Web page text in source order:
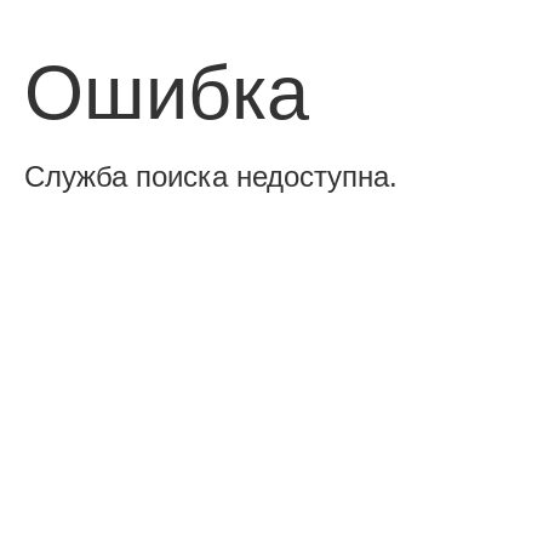
Ошибка
Служба поиска недоступна.